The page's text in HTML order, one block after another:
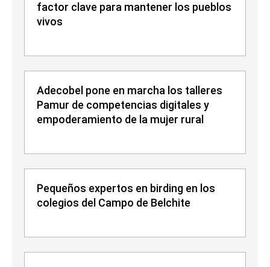
factor clave para mantener los pueblos
vivos
Adecobel pone en marcha los talleres
Pamur de competencias digitales y
empoderamiento de la mujer rural
Pequeños expertos en birding en los
colegios del Campo de Belchite